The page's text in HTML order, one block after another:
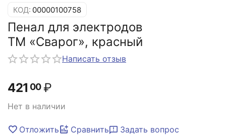
КОД: 00000100758
Пенал для электродов
ТМ «Сварог», красный
Написать отзыв
421 00 ₽
Нет в наличии
Отложить Сравнить Задать вопрос